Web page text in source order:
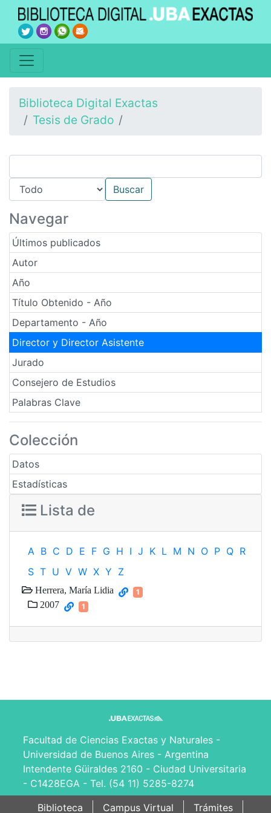
Biblioteca Digital Exactas
Tesis de Grado
Navegar
Últimos publicados
Autor
Año
Título Obtenido - Año
Departamento - Año
Director y Director Asistente
Jurado
Consejero de Estudios
Palabras Clave
Colección
Datos
Estadísticas
Lista de
A B C D E F G H I J K L M N O P Q R
S T U V W X Y Z
Herrera, María Lidia 1
2007 1
Facultad de Ciencias Exactas y Naturales -
Universidad de Buenos Aires - Argentina
Intendente Güiraldes 2160 - Ciudad Universitaria
- C1428EGA - Tel. (54 11) 5285-8274
Biblioteca
Campus Virtual Trámites